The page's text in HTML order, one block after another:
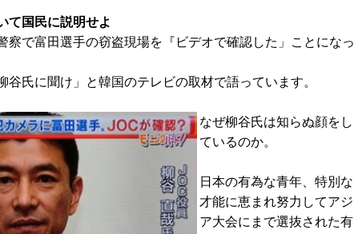
て国民に説明せよ
察で富田選手の窃盗現場を『ビデオで確認した」ことになっ
谷氏に聞け」と韓国のテレビの取材で語っています。
なぜ柳谷氏は知らぬ顔をし
ているのか。
日本の有為な青年、特別な
才能に恵まれ努力してアジ
ア大会にまで選抜された有